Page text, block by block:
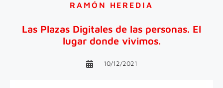
RAMÓN HEREDIA
Las Plazas Digitales de las personas. El
lugar donde vivimos.
10/12/2021